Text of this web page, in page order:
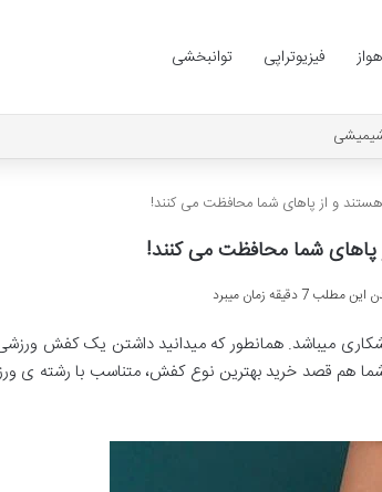
فیزیوتراپی توانبخشی
شیمیشی
و از پاهای شما محافظت می کنند!
شما محافظت می کنند!
مطلب 7 دقیقه زمان میبرد
میباشد. همانطور که میدانید داشتن یک کفش ورزشی
شما هم قصد خرید بهترین نوع کفش، متناسب با رشته ی